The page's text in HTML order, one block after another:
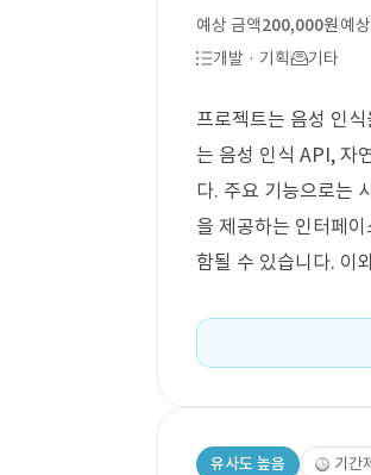
예상 금액200,000원예
개발 · 기획
기타
프로젝트는 음성 인
는 음성 인식 API, 자
다. 주요 기능으로는
을 제공하는 인터페
함될 수 있습니다. 이
유사도 높음 기간